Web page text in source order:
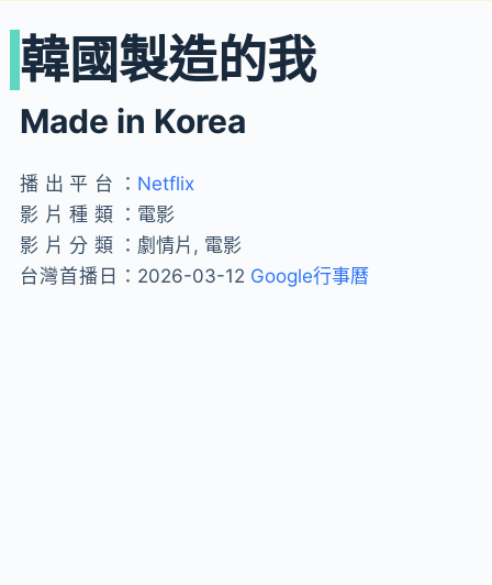
韓國製造的我
Made in Korea
播出平台： Netflix
影片種類： 電影
影片分類： 劇情片, 電影
台灣首播日： 2026-03-12 Google行事曆